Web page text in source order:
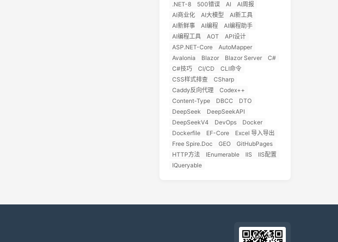
.NET-8
500错误 AI
AI周报
AI商业化
AI大模型
AI新工具
AI新鲜事
AI编程
AI编程助手
AI编程工具
AOT
API设计
ASP.NET-Core
AutoMapper
Avalonia
Blazor Blazor Server
C#
C#技巧
CI/CD
CLI命令
CSS样式排查
CSharp
Caddy反向代理
Codex++
Content-Type
DBCC
DTO
DeepSeek
DeepSeekAPI
DeepSeekV4
DevOps
Docker
Dockerfile
EF-Core
Excel 导入导出
Free Spire.Doc
GEO
GitHubPages
HTTP方法
IEnumerable IIS
IIS配置
IQueryable